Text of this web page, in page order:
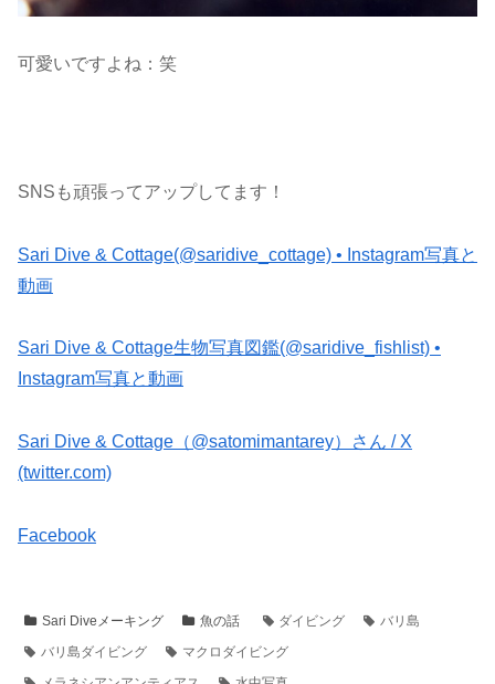
可愛いですよね：笑
SNSも頑張ってアップしてます！
Sari Dive & Cottage(@saridive_cottage) • Instagram写真と
動画
Sari Dive & Cottage生物写真図鑑(@saridive_fishlist) •
Instagram写真と動画
Sari Dive & Cottage（@satomimantarey）さん / X
(twitter.com)
Facebook
Sari Diveメーキング 魚の話 ダイビング
バリ島
バリ島ダイビング
マクロダイビング